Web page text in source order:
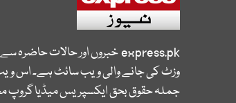
express.pkخبروں اور حالات حاضرہ
وزٹ کی جانے والی ویب سائٹ ہے۔ اس
جملہ حقوق بحق ایکسپریس میڈیا گروپ